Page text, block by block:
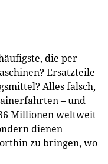
die per
Ersatzteile
Alles falsch,
– und
Millionen weltweit
dienen
zu bringen, wo